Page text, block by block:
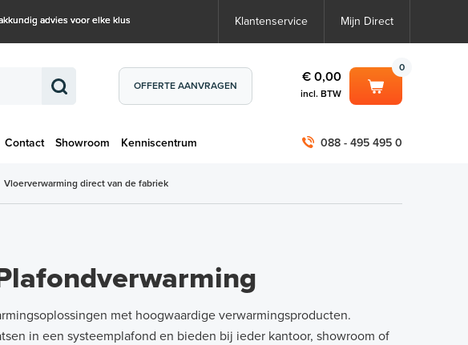
advies voor elke klus Klantenservice Mijn Direct
OFFERTE AANVRAGEN
0
€ 0,00
incl. BTW
Contact Showroom Kenniscentrum
€ 0,00 088 - 495 495 0
Vloerverwarming direct van de fabriek
met hoogwaardige verwarmingsproducten.
in een systeemplafond en bieden bij ieder kantoor, showroom of